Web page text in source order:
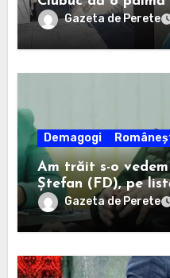
România. Bravo,
Gazeta de Perete
Demagogi
Am trăit s-o
Ștefan (FD), pe
(USR), cea care l-
rămână primar în
Gazeta de Perete